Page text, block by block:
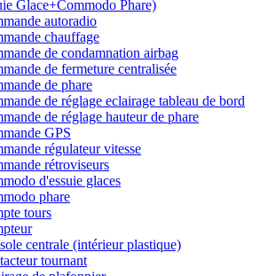
Glace+Commodo Phare)
autoradio
chauffage
de condamnation airbag
de fermeture centralisée
de phare
de réglage eclairage tableau de bord
de réglage hauteur de phare
GPS
régulateur vitesse
rétroviseurs
d'essuie glaces
phare
tours
centrale (intérieur plastique)
tournant